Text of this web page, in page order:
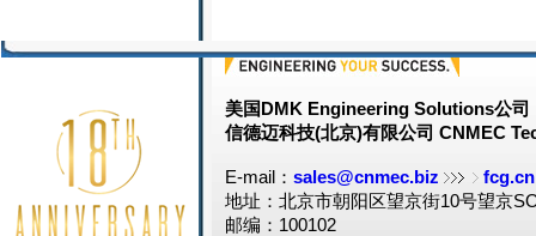
美国DMK Engineering Solutions公司
信德迈科技(北京)有限公司 CNMEC
E-mail： sales@cnmec.biz
地址：北京市朝阳区望京街10号望京
邮编：100102